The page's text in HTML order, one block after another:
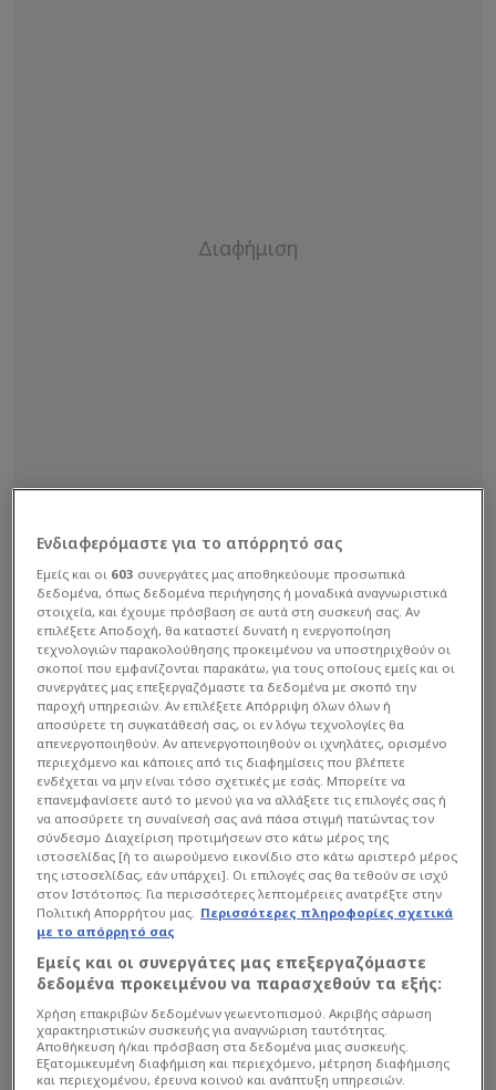
Η σχετική ανακοίνωση με τις αποφάσεις του
Δ.Σ της Super League 2:
Διαβάστε επίσης...
Έκλεισε τερματοφύλακα
από το εξωτερικό ο ΠΑΟ!
Ομάδα Superleague για
Τσιφτσή
Φεύγει πρωτοκλασάτος
άσος του ΠΑΟΚ - "Βράζουν"
με Λουτσέσκου δύο παίκτες!
«Ολοκληρώθηκε το Διοικητικό Συμβούλιο της Super
League 2, όπου αποφασίστηκαν τα εξής:
Ενδιαφερόμαστε για το απόρρητό σας
Εμείς και οι 603 συνεργάτες μας αποθηκεύουμε προσωπικά
δεδομένα, όπως δεδομένα περιήγησης ή μοναδικά αναγνωριστικά
στοιχεία, και έχουμε πρόσβαση σε αυτά στη συσκευή σας. Αν
επιλέξετε Αποδοχή, θα καταστεί δυνατή η ενεργοποίηση
τεχνολογιών παρακολούθησης προκειμένου να υποστηριχθούν οι
σκοποί που εμφανίζονται παρακάτω, για τους οποίους εμείς και οι
συνεργάτες μας επεξεργαζόμαστε τα δεδομένα με σκοπό την
παροχή υπηρεσιών. Αν επιλέξετε Απόρριψη όλων όλων ή
αποσύρετε τη συγκατάθεσή σας, οι εν λόγω τεχνολογίες θα
απενεργοποιηθούν. Αν απενεργοποιηθούν οι ιχνηλάτες, ορισμένο
περιεχόμενο και κάποιες από τις διαφημίσεις που βλέπετε
ενδέχεται να μην είναι τόσο σχετικές με εσάς. Μπορείτε να
επανεμφανίσετε αυτό το μενού για να αλλάξετε τις επιλογές σας ή
να αποσύρετε τη συναίνεσή σας ανά πάσα στιγμή πατώντας τον
σύνδεσμο Διαχείριση προτιμήσεων στο κάτω μέρος της
ιστοσελίδας [ή το αιωρούμενο εικονίδιο στο κάτω αριστερό μέρος
της ιστοσελίδας, εάν υπάρχει]. Οι επιλογές σας θα τεθούν σε ισχύ
στον Ιστότοπος. Για περισσότερες λεπτομέρειες ανατρέξτε στην
Πολιτική Απορρήτου μας. Περισσότερες πληροφορίες σχετικά
με το απόρρητό σας
Εμείς και οι συνεργάτες μας επεξεργαζόμαστε
δεδομένα προκειμένου να παρασχεθούν τα εξής:
Χρήση επακριβών δεδομένων γεωεντοπισμού. Ακριβής σάρωση
χαρακτηριστικών συσκευής για αναγνώριση ταυτότητας.
Αποθήκευση ή/και πρόσβαση στα δεδομένα μιας συσκευής.
Εξατομικευμένη διαφήμιση και περιεχόμενο, μέτρηση διαφήμισης
και περιεχομένου, έρευνα κοινού και ανάπτυξη υπηρεσιών.